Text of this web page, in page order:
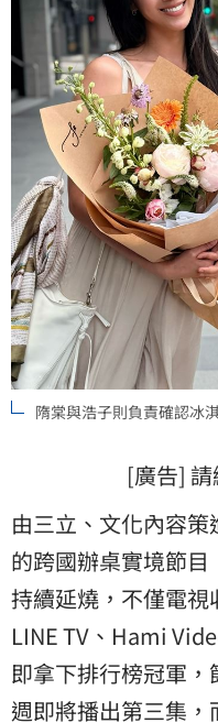
隋棠與浩子則負責確認冰
[廣告]
由三立、文化內容
的跨國辦桌實境節目
持續延燒，不僅電
LINE TV、Hami
即拿下排行榜冠軍
週即將播出第三集，